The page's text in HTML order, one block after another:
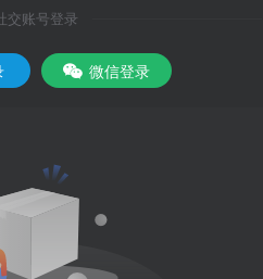
交账号登录
微信登录